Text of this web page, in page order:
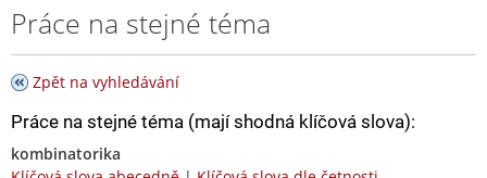
Práce na stejné téma
Zpět na vyhledávání
Práce na stejné téma (mají shodná klíčová slova):
kombinatorika